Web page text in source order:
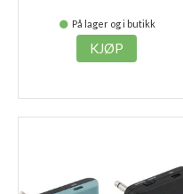
På lager og i butikk
KJØP